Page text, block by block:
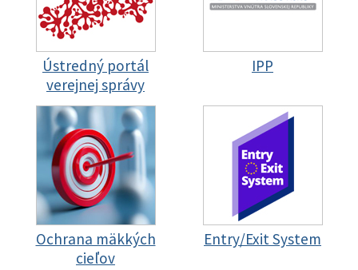
Ústredný portál
verejnej správy
IPP
Ochrana mäkkých
cieľov
Entry/Exit System